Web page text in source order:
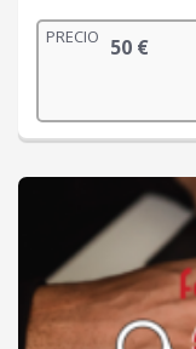
PRECIO 50 €